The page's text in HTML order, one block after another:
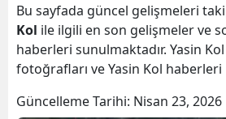
Bu sayfada güncel gelişmeleri
Kol ile ilgili en son gelişmeler ve
haberleri sunulmaktadır. Yasin
fotoğrafları ve Yasin Kol haberleri
Güncelleme Tarihi: Nisan 23, 2026